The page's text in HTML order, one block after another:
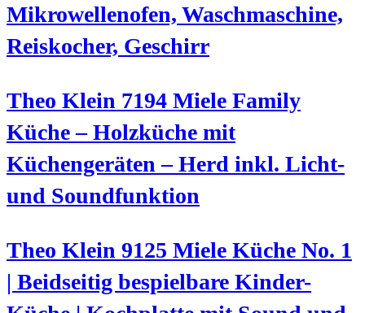
Mikrowellenofen, Waschmaschine,
Reiskocher, Geschirr
Theo Klein 7194 Miele Family
Küche – Holzküche mit
Küchengeräten – Herd inkl. Licht-
und Soundfunktion
Theo Klein 9125 Miele Küche No. 1
| Beidseitig bespielbare Kinder-